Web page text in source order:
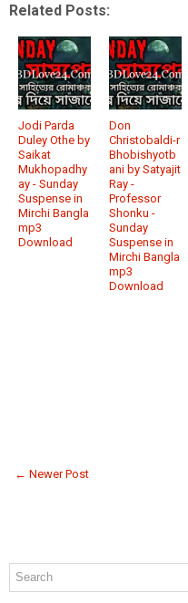
Related Posts:
Jodi Parda
Duley Othe by
Saikat
Mukhopadhy
ay - Sunday
Suspense in
Mirchi Bangla
mp3
Download
Don
Christobaldi-r
Bhobishyotb
ani by Satyajit
Ray -
Professor
Shonku -
Sunday
Suspense in
Mirchi Bangla
mp3
Download
← Newer Post